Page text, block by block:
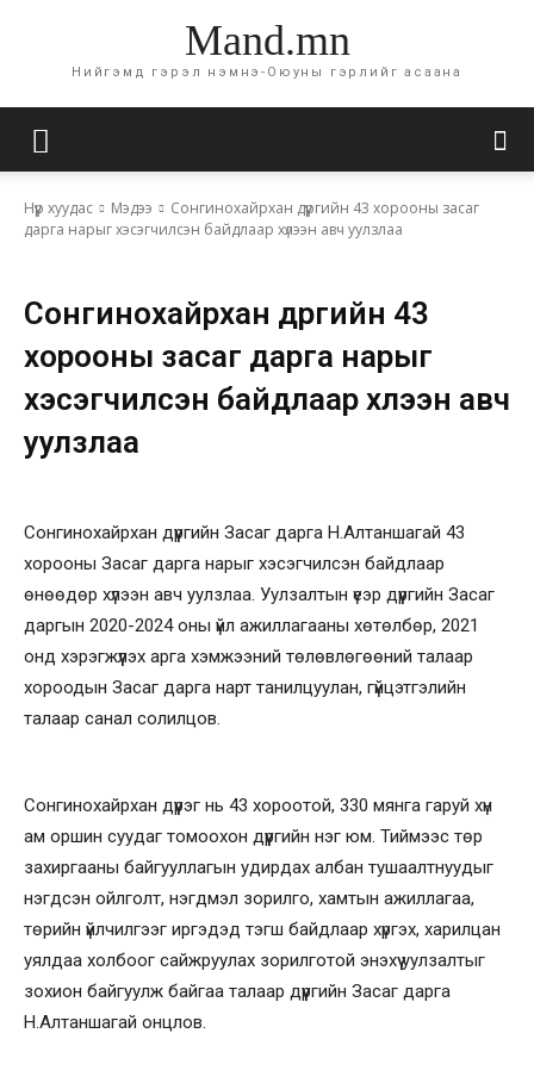
Mand.mn
Нийгэмд гэрэл нэмнэ-Оюуны гэрлийг асаана
Нүүр хуудас Мэдээ
Сонгинохайрхан дүүргийн 43 хорооны засаг
дарга нарыг хэсэгчилсэн байдлаар хүлээн авч уулзлаа
Сонгинохайрхан дүүргийн 43
хорооны засаг дарга нарыг
хэсэгчилсэн байдлаар хүлээн авч
уулзлаа
Сонгинохайрхан дүүргийн Засаг дарга Н.Алтаншагай 43
хорооны Засаг дарга нарыг хэсэгчилсэн байдлаар
өнөөдөр хүлээн авч уулзлаа. Уулзалтын үеэр дүүргийн Засаг
даргын 2020-2024 оны үйл ажиллагааны хөтөлбөр, 2021
онд хэрэгжүүлэх арга хэмжээний төлөвлөгөөний талаар
хороодын Засаг дарга нарт танилцуулан, гүйцэтгэлийн
талаар санал солилцов.
Сонгинохайрхан дүүрэг нь 43 хороотой, 330 мянга гаруй хүн
ам оршин суудаг томоохон дүүргийн нэг юм. Тиймээс төр
захиргааны байгууллагын удирдах албан тушаалтнуудыг
нэгдсэн ойлголт, нэгдмэл зорилго, хамтын ажиллагаа,
төрийн үйлчилгээг иргэдэд тэгш байдлаар хүргэх, харилцан
уялдаа холбоог сайжруулах зорилготой энэхүү уулзалтыг
зохион байгуулж байгаа талаар дүүргийн Засаг дарга
Н.Алтаншагай онцлов.